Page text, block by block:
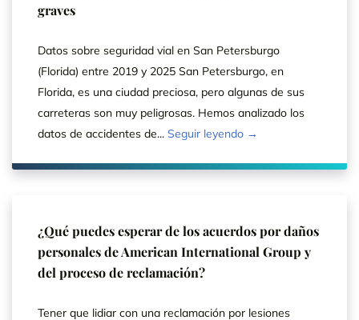
graves
Datos sobre seguridad vial en San Petersburgo
(Florida) entre 2019 y 2025 San Petersburgo, en
Florida, es una ciudad preciosa, pero algunas de sus
carreteras son muy peligrosas. Hemos analizado los
datos de accidentes de... Seguir leyendo →
¿Qué puedes esperar de los acuerdos por daños
personales de American International Group y
del proceso de reclamación?
Tener que lidiar con una reclamación por lesiones